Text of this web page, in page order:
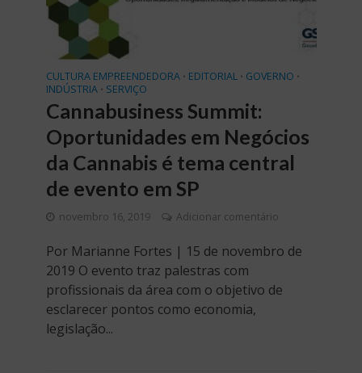
CULTURA EMPREENDEDORA • EDITORIAL • GOVERNO •
INDÚSTRIA • SERVIÇO
Cannabusiness Summit:
Oportunidades em Negócios
da Cannabis é tema central
de evento em SP
novembro 16, 2019 Adicionar comentário
Por Marianne Fortes | 15 de novembro de
2019 O evento traz palestras com
profissionais da área com o objetivo de
esclarecer pontos como economia,
legislação...